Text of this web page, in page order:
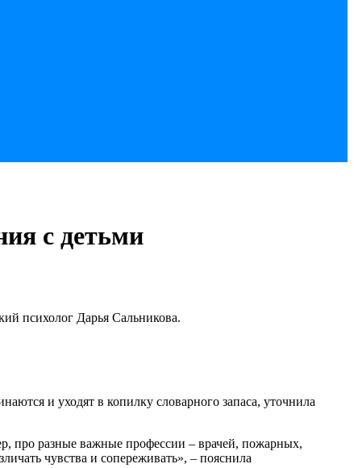
с детьми
психолог Дарья Сальникова.
и уходят в копилку словарного запаса, уточнила
про разные важные профессии – врачей, пожарных,
чувства и сопереживать», – пояснила